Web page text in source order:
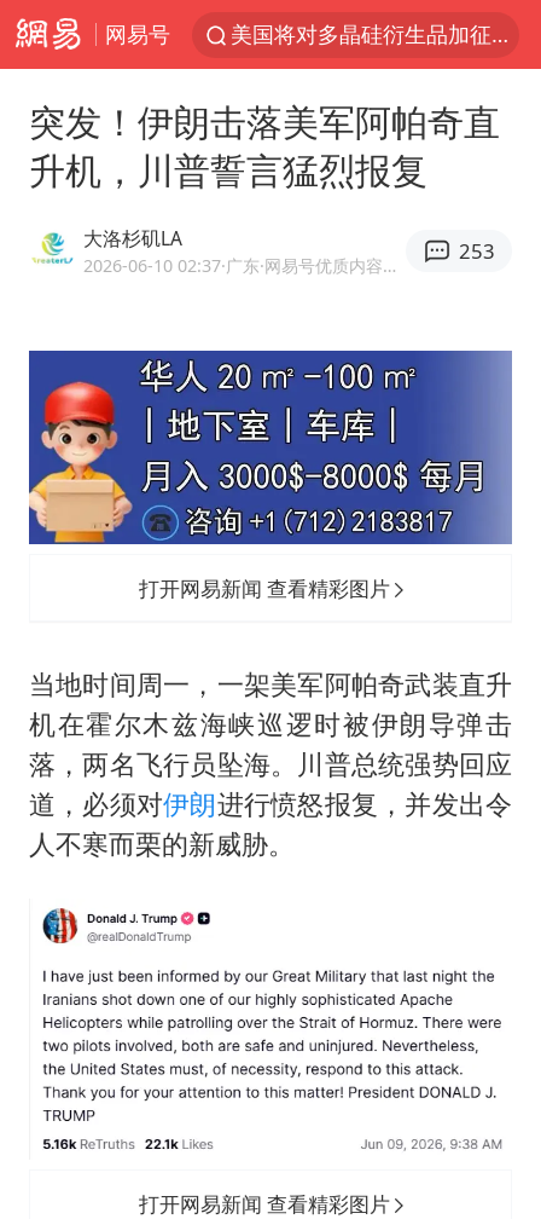
网易号
美国将对多晶硅衍生品加征15%关税
改名后的“青海拉面”店
勒沃库森U17主帅盛赞赵松源
段绚竞因公牺牲 年仅44岁
女子开一天一夜空调后二氧化碳中毒
“空调24小时开着更省电”不实
“不建议大家买深色蛋糕”
男子结婚8年3个女儿均非亲生
公司“上四休三”但要降薪1000元
47岁妈妈突然产女 26岁女儿：很震惊
如何把百年大党建设得更加坚强有力？
突发！伊朗击落美军阿帕奇直
升机，川普誓言猛烈报复
大洛杉矶LA
2026-06-10 02:37·广东 ·网易号优质内容创作者
253
打开网易新闻 查看精彩图片
当地时间周一，一架美军阿帕奇武装直升
机在霍尔木兹海峡巡逻时被伊朗导弹击
落，两名飞行员坠海。川普总统强势回应
道，必须对伊朗进行愤怒报复，并发出令
人不寒而栗的新威胁。
打开网易新闻 查看精彩图片